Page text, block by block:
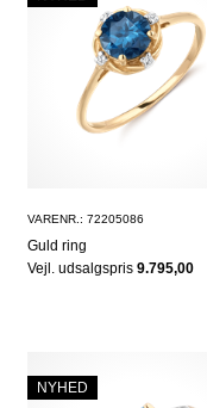
VARENR.: 72205086
Guld ring
Vejl. udsalgspris 9.795,00
NYHED